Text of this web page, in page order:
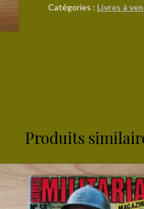
n°
Catégories : Livres à
Produits